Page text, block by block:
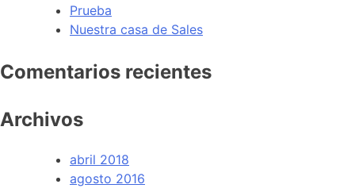
Prueba
Nuestra casa de Sales
Comentarios recientes
Archivos
abril 2018
agosto 2016